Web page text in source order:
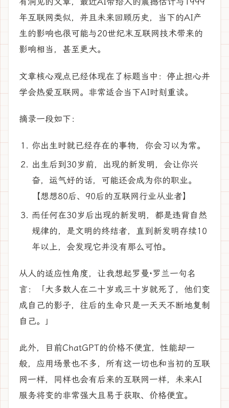
年互联网类似，并且未来回顾历史，当下的AI产
生的影响也很可能与20世纪末互联网技术带来的
影响相当，甚至更大。
文章核心观点已经体现在了标题当中：停止担心并
学会热爱互联网。非常适合当下AI时刻重读。
摘录一段如下：
你出生时就已经存在的事物，你会习以为常。
出生后到30岁前，出现的新发明，会让你兴
奋，运气好的话，可能还会成为你的职业。
【想想80后、90后的互联网行业从业者】
而任何在30岁后出现的新发明，都是违背自然
规律的，是文明的终结者，直到新发明存续10
年以上，会发现它并没有那么可怕。
从人的适应性角度，让我想起罗曼·罗兰一句名
言：「大多数人在二十岁或三十岁就死了，他们变
成自己的影子，往后的生命只是一天天不断地复制
自己。」
此外，目前ChatGPT的价格不便宜，性能却一
般，应用场景也不多，所有这一切也和当初的互联
网一样，同样也会有后来的互联网一样，未来AI
服务将变的非常强大且易于获取、价格便宜。